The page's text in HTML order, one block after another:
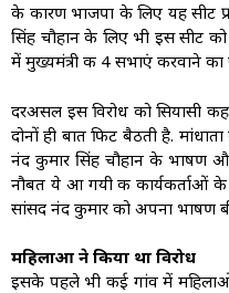
के कारण भाजपा के लिए यह सीट
सिंह चौहान के लिए भी इस सीट को
में मुख्यमंत्री की 4 सभाएं करवाने का
दरअसल इस विरोध को सियासी
दोनों ही बात फिट बैठती है.
नंद कुमार सिंह चौहान के भाषण
नौबत ये आ गयी की कार्यकर्ताओं के
सांसद नंद कुमार को अपना भाषण
महिलाओं ने किया था विरोध
इसके पहले भी कई गांव में